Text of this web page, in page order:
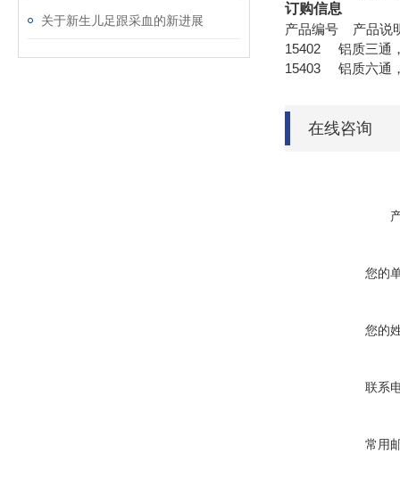
关于新生儿足跟采血的新进展
订购信息
产品编号 产品
15402 铝质三通
15403 铝质六通
在线咨询
您的
您的
联系
常用